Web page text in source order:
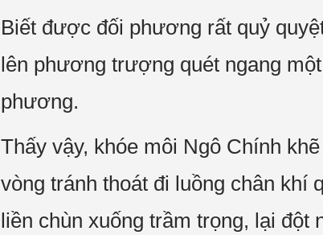
Biết được đối phương rất quỷ
lên phương trượng quét ngang
phương.
Thấy vậy, khóe môi Ngô Chính
vòng tránh thoát đi luồng chân khí
liền chùn xuống trầm trọng, lại